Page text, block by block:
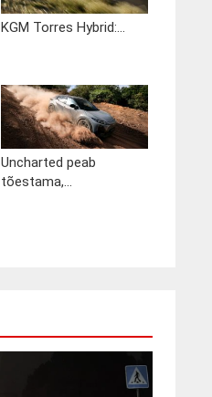
KGM Torres Hybrid:...
Uncharted peab
tõestama,...